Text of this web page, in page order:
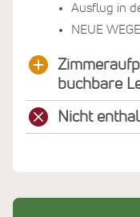
Ausflug in
NEUE
buchbare
Nicht